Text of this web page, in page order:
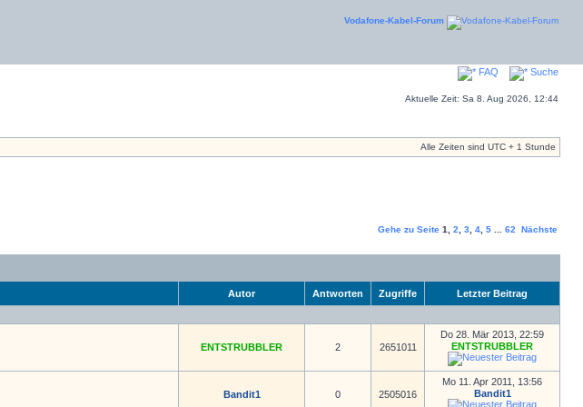
Vodafone-Kabel-Forum
FAQ Suche
Aktuelle Zeit: Sa 8. Aug 2026, 12:44
Alle Zeiten sind UTC + 1 Stunde
Gehe zu Seite 1 2 3 4 5 62 Nächste
Autor Antworten Zugriffe Letzter Beitrag
ENTSTRUBBLER 2 2651011
Do 28. Mär 2013, 22:59
ENTSTRUBBLER
Bandit1 0 2505016
Mo 11. Apr 2011, 13:56
Bandit1